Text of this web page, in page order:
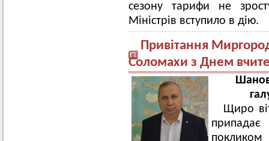
сезону тарифи не
Міністрів вступило в дію.
Привітання
Соломахи з Днем
Щиро